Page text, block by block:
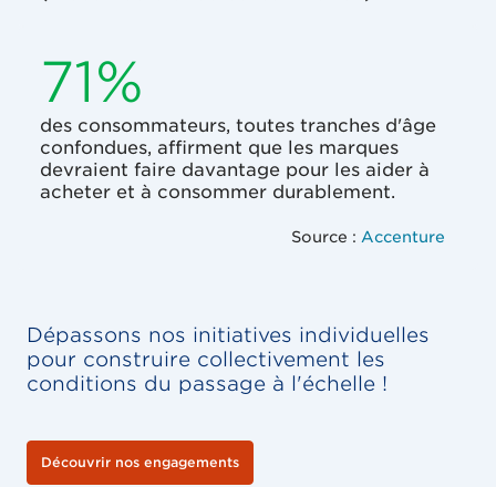
71%
des consommateurs, toutes tranches d'âge
confondues, affirment que les marques
devraient faire davantage pour les aider à
acheter et à consommer durablement.
Source : Accenture
Dépassons nos initiatives individuelles
pour construire collectivement les
conditions du passage à l'échelle !
Découvrir nos engagements